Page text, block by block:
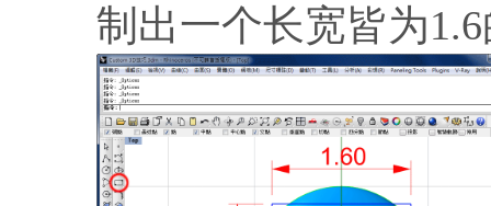
制出一个长宽皆为